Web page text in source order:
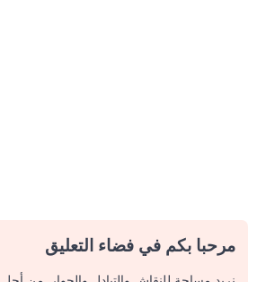
مرحبا بكم في فضاء التعليق